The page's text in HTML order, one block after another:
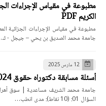
مطبوعة في مقياس الإجراءات
الكريم PDF
جامعة محمد الصديق بن يحي – جيجل -
12 مارس 2025
أسئلة مسابقة دكتوراه حقوق 2024-2025
جامعة محمد الشريف مساعدية | سوق
السؤال 01: (10 نقاط): مدى انطب…